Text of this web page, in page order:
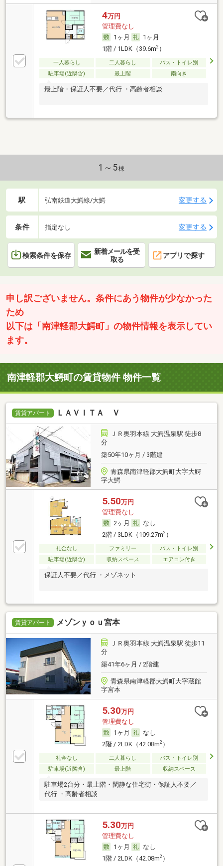
4万円
管理費なし
1ヶ月
1ヶ月
1階 / 1LDK（39.6m2）
一人暮らし 二人暮らし
バス・トイレ別
駐車場(近隣含)
最上階 南向き
最上階・保証人不要／代行 ・高齢者相談
1～5棟
駅 弘南鉄道大鰐線/大鰐 変更する
条件 指定なし 変更する
検索条件を保存
新着メールを受
取る
アプリで探す
申し訳ございません。条件にあう物件が少なかった
ため
以下は「南津軽郡大鰐町」の物件情報を表示してい
ます。
南津軽郡大鰐町の賃貸物件 物件一覧
賃貸アパート ＬＡＶＩＴＡ Ｖ
ＪＲ奥羽本線 大鰐温泉駅 徒歩8
分
築50年10ヶ月 / 3階建
青森県南津軽郡大鰐町大字大鰐
字大鰐
5.50万円
管理費なし
2ヶ月
なし
2階 / 3LDK（109.27m2）
礼金なし ファミリー
バス・トイレ別
駐車場(近隣含)
収納スペース エアコン付き
保証人不要／代行 ・メゾネット
賃貸アパート メゾンｙｏｕ宮本
ＪＲ奥羽本線 大鰐温泉駅 徒歩11
分
築41年6ヶ月 / 2階建
青森県南津軽郡大鰐町大字蔵館
字宮本
5.30万円
管理費なし
1ヶ月
なし
2階 / 2LDK（42.08m2）
礼金なし 二人暮らし
バス・トイレ別
駐車場(近隣含)
最上階 収納スペース
駐車場2台分・最上階・閑静な住宅街・保証人不要／
代行 ・高齢者相談
5.30万円
管理費なし
1ヶ月
なし
1階 / 2LDK（42.08m2）